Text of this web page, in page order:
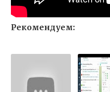
Рекомендуем: